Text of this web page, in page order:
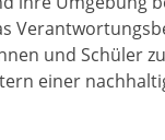
und Schüler
einer